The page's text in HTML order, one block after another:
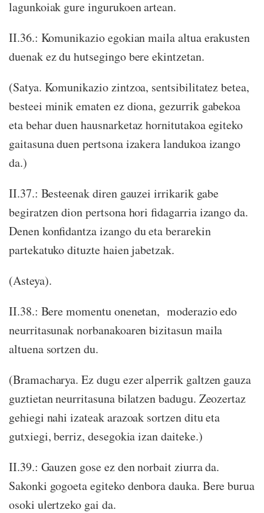
lagunkoiak gure ingurukoen artean.
II.36.: Komunikazio egokian maila altua erakusten
duenak ez du hutsegingo bere ekintzetan.
(Satya. Komunikazio zintzoa, sentsibilitatez betea,
besteei minik ematen ez diona, gezurrik gabekoa
eta behar duen hausnarketaz hornitutakoa egiteko
gaitasuna duen pertsona izakera landukoa izango
da.)
II.37.: Besteenak diren gauzei irrikarik gabe
begiratzen dion pertsona hori fidagarria izango da.
Denen konfidantza izango du eta berarekin
partekatuko dituzte haien jabetzak.
(Asteya).
II.38.: Bere momentu onenetan, moderazio edo
neurritasunak norbanakoaren bizitasun maila
altuena sortzen du.
(Bramacharya. Ez dugu ezer alperrik galtzen gauza
guztietan neurritasuna bilatzen badugu. Zeozertaz
gehiegi nahi izateak arazoak sortzen ditu eta
gutxiegi, berriz, desegokia izan daiteke.)
II.39.: Gauzen gose ez den norbait ziurra da.
Sakonki gogoeta egiteko denbora dauka. Bere burua
osoki ulertzeko gai da.